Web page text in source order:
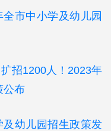
市中小学及幼儿园
招1200人！2023年
公布
及幼儿园招生政策发